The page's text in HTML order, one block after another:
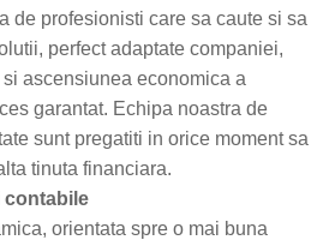
de profesionisti care sa caute si sa
perfect adaptate companiei,
ascensiunea economica a
garantat. Echipa noastra de
sunt pregatiti in orice moment sa
tinuta financiara.
contabile
orientata spre o mai buna